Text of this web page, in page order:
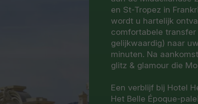
en St-Tropez in
wordt u hartelijk
comfortabele
gelijkwaardig) naar
minuten. Na
glitz & glamour die
Een verblijf bij Hotel
Het Belle Époque-